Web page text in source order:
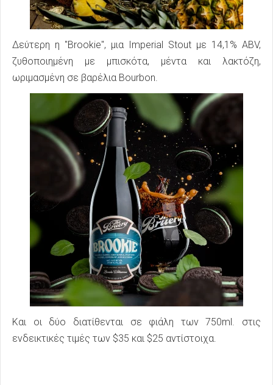
Δεύτερη η "Brookie", μια Imperial Stout με 14,1% ABV,
ζυθοποιημένη με μπισκότα, μέντα και λακτόζη,
ωριμασμένη σε βαρέλια Bourbon.
Και οι δύο διατίθενται σε φιάλη των 750ml. στις
ενδεικτικές τιμές των $35 και $25 αντίστοιχα.